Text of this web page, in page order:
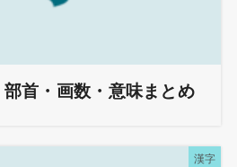
部首・画数・意味まとめ
漢字